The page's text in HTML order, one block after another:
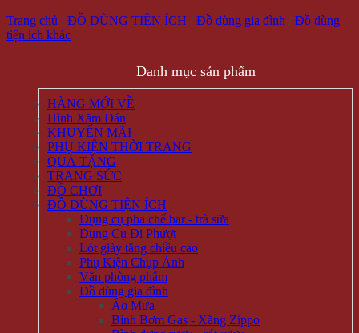
Trang chủ / ĐỒ DÙNG TIỆN ÍCH / Đồ dùng gia đình / Đồ dùng
tiện ích khác
Danh mục sản phẩm
HÀNG MỚI VỀ
Hình Xăm Dán
KHUYẾN MÃI
PHỤ KIỆN THỜI TRANG
QUÀ TẶNG
TRANG SỨC
ĐỒ CHƠI
ĐỒ DÙNG TIỆN ÍCH
Dụng cụ pha chế bar - trà sữa
Dụng Cụ Đi Phượt
Lót giày tăng chiều cao
Phụ Kiện Chụp Ảnh
Văn phòng phẩm
Đồ dùng gia đình
Áo Mưa
Bình Bơm Gas - Xăng Zippo